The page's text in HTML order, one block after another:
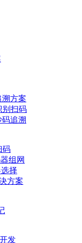
方案
别扫码
追溯
码
组网
择
方案
发